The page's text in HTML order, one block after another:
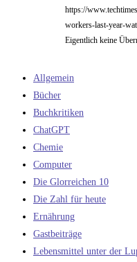
https://
workers-last-year-
Eigentlich keine
Allgemein
Bücher
Buchkritiken
ChatGPT
Chemie
Computer
Die Glorreichen 10
Die Zahl für heute
Ernährung
Gastbeiträge
Lebensmittel unter der